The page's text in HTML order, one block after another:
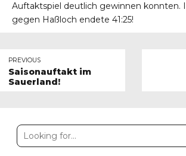
Auftaktspiel deutlich gewinnen konnten.
gegen Haßloch endete 41:25!
PREVIOUS
Saisonauftakt im
Sauerland!